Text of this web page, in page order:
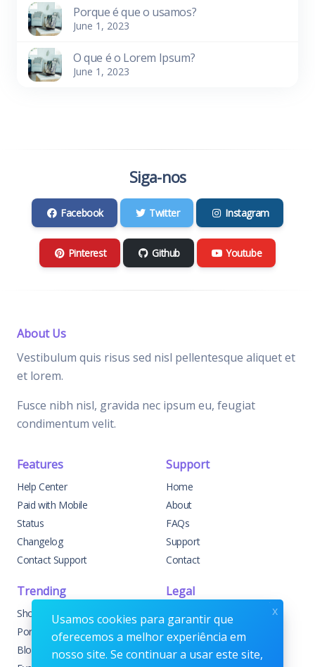
Porque é que o usamos?
June 1, 2023
O que é o Lorem Ipsum?
June 1, 2023
Siga-nos
Facebook Twitter Instagram
Pinterest Github Youtube
About Us
Vestibulum quis risus sed nisl pellentesque aliquet et
et lorem.
Fusce nibh nisl, gravida nec ipsum eu, feugiat
condimentum velit.
Features
Help Center
Paid with Mobile
Status
Changelog
Contact Support
Support
Home
About
FAQs
Support
Contact
Trending
Shop
Portfolio
Blog
Legal
Knowledge Center
Custom Development
Sponsorships
Usamos cookies para garantir que
oferecemos a melhor experiência em
nosso site. Se continuar a usar este site,
x